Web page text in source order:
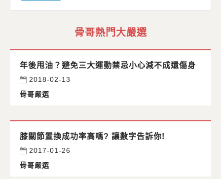
骨哥熱門大嚴選
年後甩油？避免三大運動禁忌小心減不成還傷身
2018-02-13
骨哥嚴選
膝關節置換成功率高嗎? 讓數字告訴你!
2017-01-26
骨哥嚴選